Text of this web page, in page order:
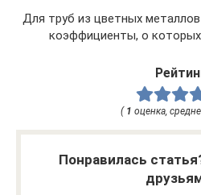
Для труб из цветных
коэффициенты, о
( 1 оценка,
Понравилась